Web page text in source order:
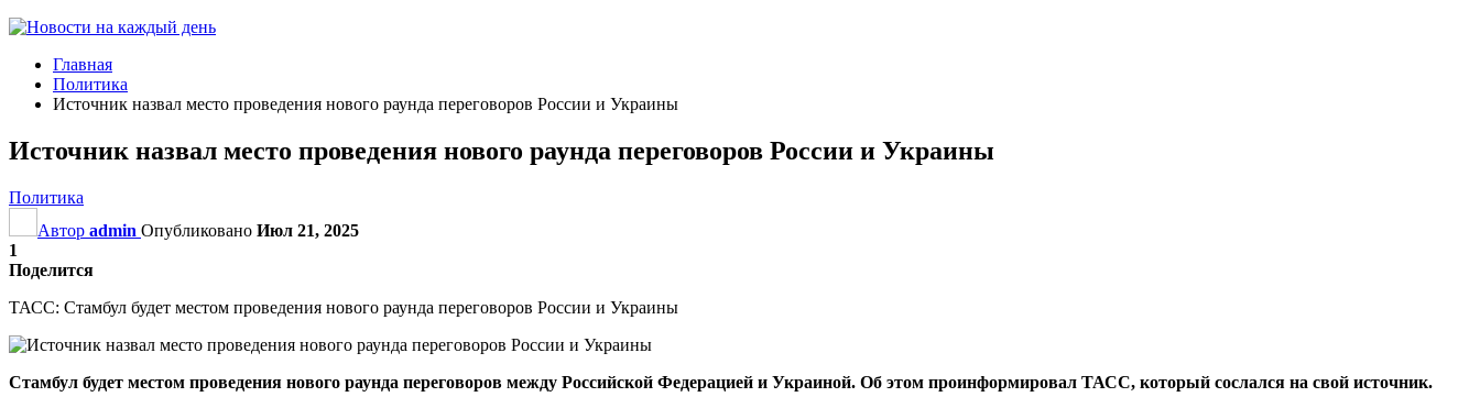
Главная
Политика
Источник назвал место проведения нового раунда переговоров России и Украины
Источник назвал место проведения нового раунда переговоров России и Украины
Политика
Автор admin Опубликовано Июл 21, 2025
1
Поделится
ТАСС: Стамбул будет местом проведения нового раунда переговоров России и Украины
Стамбул будет местом проведения нового раунда переговоров между Российской Федерацией и Украиной. Об этом проинформировал ТАСС, который сослался на свой источник.